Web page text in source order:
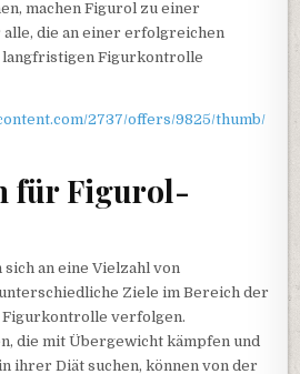
machen Figurol zu einer
die an einer erfolgreichen
langfristigen Figurkontrolle
für Figurol-
an eine Vielzahl von
Ziele im Bereich der
verfolgen.
die mit Übergewicht kämpfen und
ihrer Diät suchen, können von der